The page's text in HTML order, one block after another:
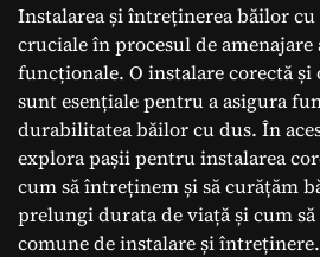
Instalarea și întreținerea băilor cu
cruciale în procesul de
funcționale. O instalare corectă
sunt esențiale pentru a asigura
durabilitatea băilor cu dus. În
explora pașii pentru instalarea
cum să întreținem și să curățăm
prelungi durata de viață și cum
comune de instalare și întreținere.